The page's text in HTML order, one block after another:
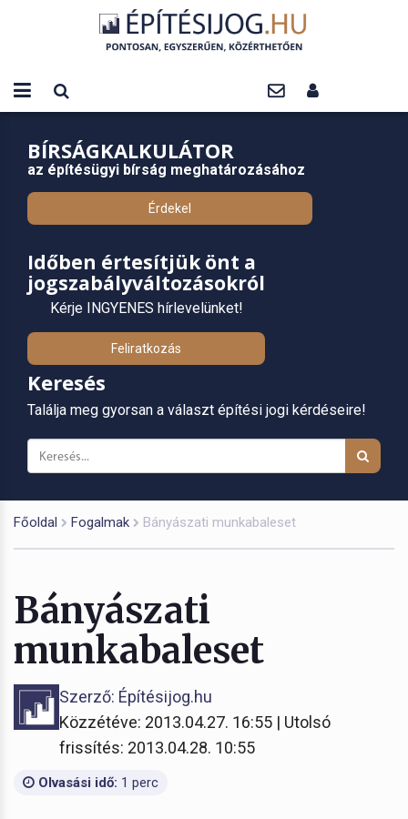
BÍRSÁGKALKULÁTOR
az építésügyi bírság meghatározásához
Érdekel
Időben értesítjük önt a
jogszabályváltozásokról
Kérje INGYENES hírlevelünket!
Feliratkozás
Keresés
Találja meg gyorsan a választ építési jogi kérdéseire!
Főoldal Fogalmak Bányászati munkabaleset
Bányászati
munkabaleset
Szerző: Építésijog.hu
Közzétéve: 2013.04.27. 16:55 | Utolsó
frissítés: 2013.04.28. 10:55
Olvasási idő: 1 perc